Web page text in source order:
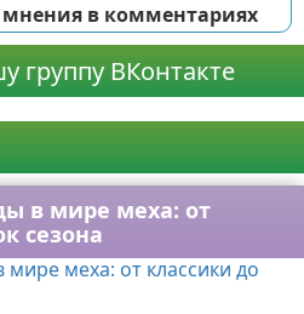
в комментариях
группу ВКонтакте
в мире меха: от
сезона